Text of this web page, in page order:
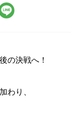
の決戦へ！
わり、